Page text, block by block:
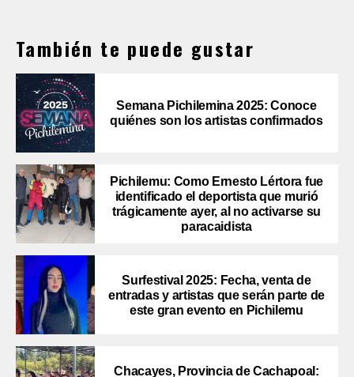
También te puede gustar
Semana Pichilemina 2025: Conoce
quiénes son los artistas confirmados
Pichilemu: Como Ernesto Lértora fue
identificado el deportista que murió
trágicamente ayer, al no activarse su
paracaidista
Surfestival 2025: Fecha, venta de
entradas y artistas que serán parte de
este gran evento en Pichilemu
Chacayes, Provincia de Cachapoal: